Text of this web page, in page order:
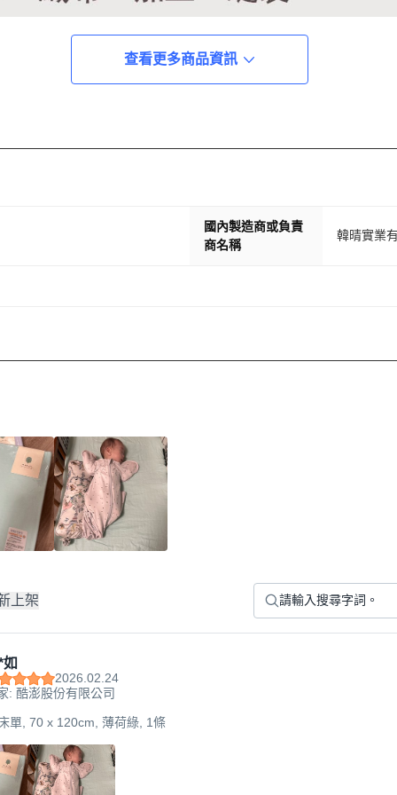
查看更多商品資訊
國內製造商或負責
商名稱
韓晴實業
上架
如
2026.02.24
: 酷澎股份有限公司
單, 70 x 120cm, 薄荷綠, 1條